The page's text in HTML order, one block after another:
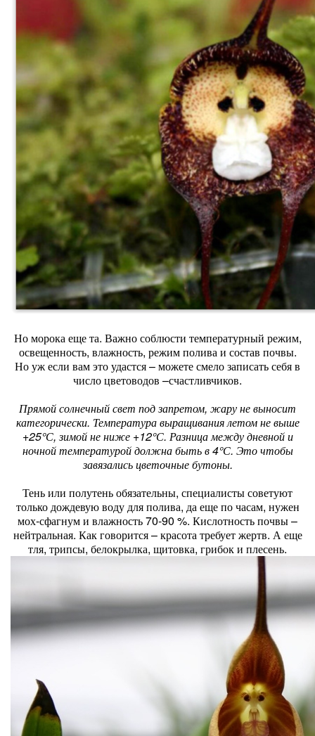
Но морока еще та. Важно соблюсти температурный режим,
освещенность, влажность, режим полива и состав почвы.
Но уж если вам это удастся – можете смело записать себя в
число цветоводов –счастливчиков.
Прямой солнечный свет под запретом, жару не выносит
категорически. Температура выращивания летом не выше
+25°С, зимой не ниже +12°С. Разница между дневной и
ночной температурой должна быть в 4°С. Это чтобы
завязались цветочные бутоны.
Тень или полутень обязательны, специалисты советуют
только дождевую воду для полива, да еще по часам, нужен
мох-сфагнум и влажность 70-90 %. Кислотность почвы –
нейтральная. Как говорится – красота требует жертв. А еще
тля, трипсы, белокрылка, щитовка, грибок и плесень.